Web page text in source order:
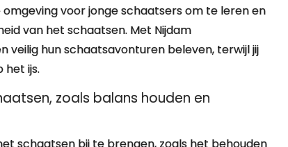
voor jonge schaatsers om te leren en
van het schaatsen. Met Nijdam
hun schaatsavonturen beleven, terwijl jij
het ijs.
zoals balans houden en